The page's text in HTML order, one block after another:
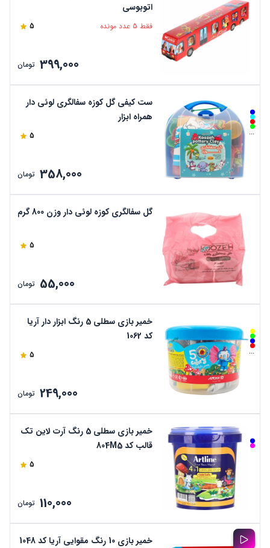
اتوبوسی
فقط 5 عدد مونده 5
399,000 تومان
...
ست کیفی گل کوزه سفالگری لوئی دار
همراه ابزار
5
358,000 تومان
گل سفالگری کوزه لوئی دار وزن 800 گرم
5
55,000 تومان
...
خمیر بازی سطلی 5 رنگ ابزار دار آریا
کد 1062
5
249,000 تومان
خمیر بازی سطلی 5 رنگ آرت لاین تک
قالب کد 804M5
5
110,000 تومان
خمیر بازی 10 رنگ مقوایی آریا کد 1048